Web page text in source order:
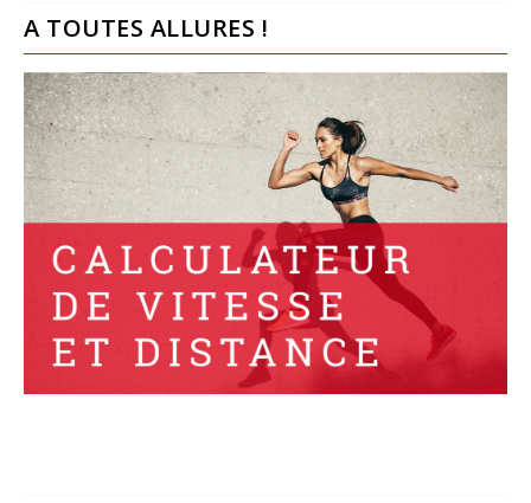
A TOUTES ALLURES !